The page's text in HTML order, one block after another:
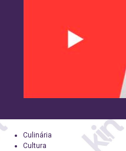
Culinária
Cultura